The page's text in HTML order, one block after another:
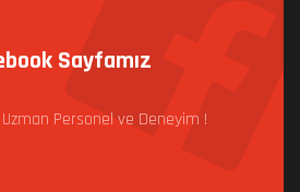
Sayfamız
Personel ve Deneyim !